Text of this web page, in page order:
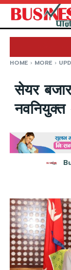
HOME MORE
सेयर
नवनियुक्त